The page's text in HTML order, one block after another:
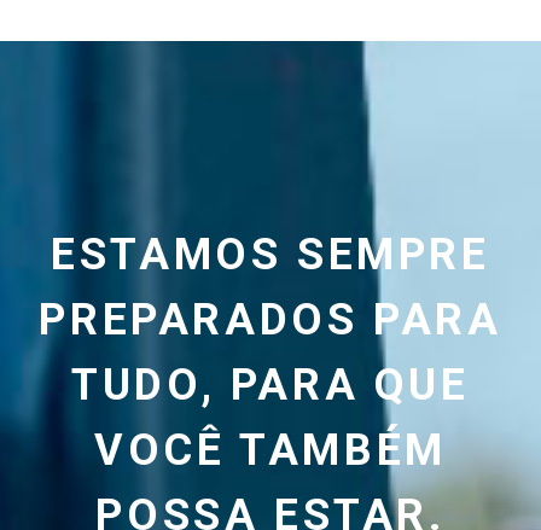
ESTAMOS SEMPRE
PREPARADOS PARA
TUDO, PARA QUE
VOCÊ TAMBÉM
POSSA ESTAR.